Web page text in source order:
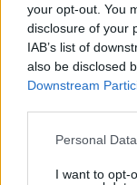
your opt-out. You
disclosure of your
IAB’s list of
also be disclosed
Downstream
Please note that
not limited to your
Personal
I want to opt-
Το νέο...